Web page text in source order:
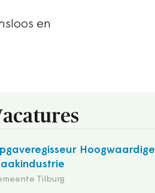
en
Hoogwaardige
Tilburg